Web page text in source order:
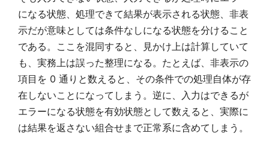
になる状態、処理できて結果が表示される状態、非表
示だが意味としては条件なしになる状態を分けること
である。ここを混同すると、見かけ上は計算していて
も、実務上は誤った整理になる。たとえば、非表示の
項目を 0 通りと数えると、その条件での処理自体が存
在しないことになってしまう。逆に、入力はできるが
エラーになる状態を有効状態として数えると、実際に
は結果を返さない組合せまで正常系に含めてしまう。